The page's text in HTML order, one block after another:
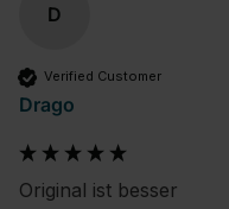
D
Verified Customer
Drago
Original ist besser